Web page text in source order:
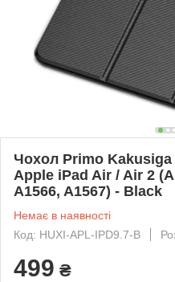
Чохол Primo
Apple iPad Air / Air 2
A1566, A1567) - Black
Немає в наявності
Код: HUXI-APL-IPD9.7-B
499 ₴